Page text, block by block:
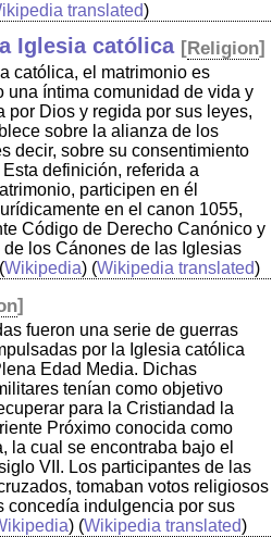
translated)
Iglesia católica [Religion]
católica, el matrimonio es
una íntima comunidad de vida y
por Dios y regida por sus leyes,
sobre la alianza de los
decir, sobre su consentimiento
definición, referida a
participen en él
en el canon 1055,
Código de Derecho Canónico y
los Cánones de las Iglesias
Wikipedia) (Wikipedia translated)
]
fueron una serie de guerras
por la Iglesia católica
Edad Media. Dichas
tenían como objetivo
para la Cristiandad la
Próximo conocida como
la cual se encontraba bajo el
VII. Los participantes de las
tomaban votos religiosos
concedía indulgencia por sus
) (Wikipedia translated)